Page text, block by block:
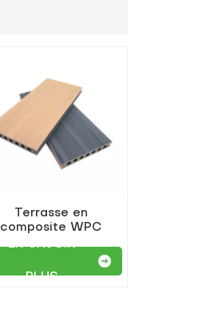
Terrasse en
composite WPC
bicolores
PLUS